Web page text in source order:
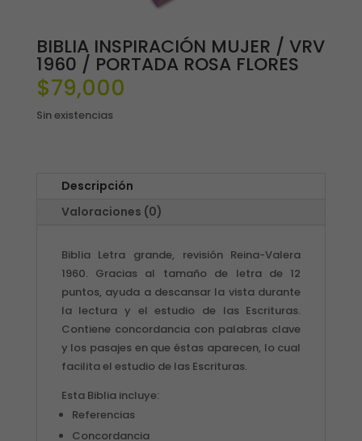
BIBLIA INSPIRACIÓN MUJER / VRV
1960 / PORTADA ROSA FLORES
$79,000
Sin existencias
Descripción
Valoraciones (0)
Biblia Letra grande, revisión Reina-Valera
1960. Gracias al tamaño de letra de 12
puntos, ayuda a descansar la vista durante
la lectura y el estudio de las Escrituras.
Contiene concordancia con palabras clave
y los pasajes en que éstas aparecen, lo cual
facilita el estudio de las Escrituras.
Esta Biblia incluye:
Referencias
Concordancia